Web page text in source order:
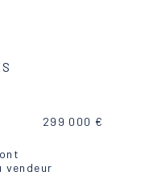
d’énergie
site :
299 000 €
vendeur